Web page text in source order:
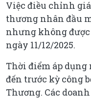
Việc điều chỉnh
thương nhân đầu
nhưng không
ngày 11/12/2025.
Thời điểm áp dụng
đến trước kỳ công
Thương. Các